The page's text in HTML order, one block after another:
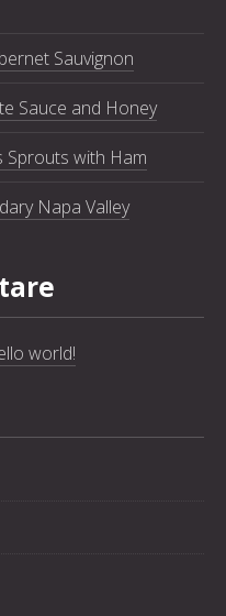
Sauvignon
Sauce and Honey
Sprouts with Ham
Napa Valley
world!